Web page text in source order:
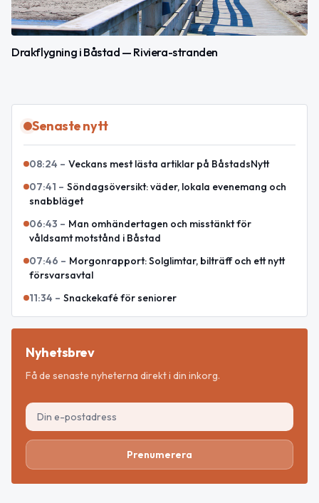
Drakflygning i Båstad — Riviera-stranden
Senaste nytt
08:24 – Veckans mest lästa artiklar på BåstadsNytt
07:41 – Söndagsöversikt: väder, lokala evenemang och
snabbläget
06:43 – Man omhändertagen och misstänkt för
våldsamt motstånd i Båstad
07:46 – Morgonrapport: Solglimtar, bilträff och ett nytt
försvarsavtal
11:34 – Snackekafé för seniorer
Nyhetsbrev
Få de senaste nyheterna direkt i din inkorg.
Prenumerera